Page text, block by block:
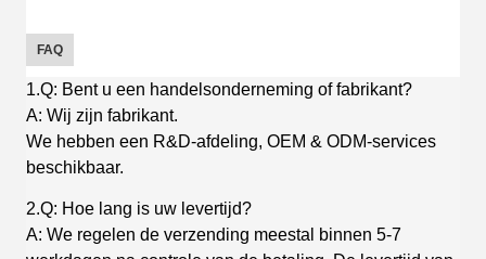
FAQ
1.Q: Bent u een handelsonderneming of fabrikant?
A: Wij zijn fabrikant.
We hebben een R&D-afdeling, OEM & ODM-services
beschikbaar.
2.Q: Hoe lang is uw levertijd?
A: We regelen de verzending meestal binnen 5-7